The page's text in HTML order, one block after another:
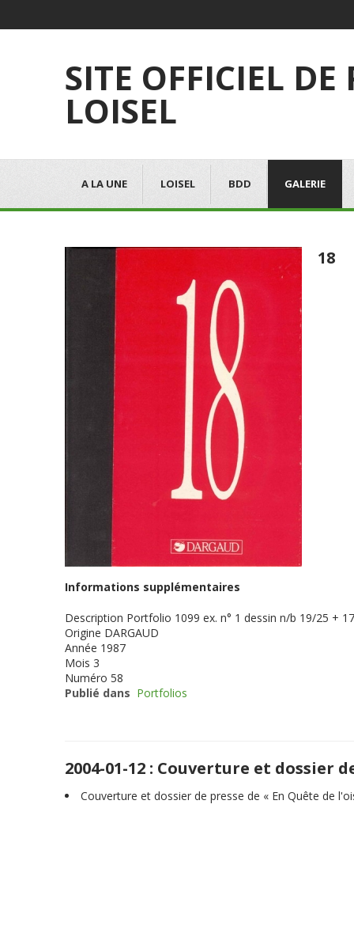
SITE OFFICIEL DE
LOISEL
A LA UNE LOISEL BDD GALERIE
18
Informations supplémentaires
Description Portfolio 1099 ex. n° 1 dessin n/b 19/25 +
Origine DARGAUD
Année 1987
Mois 3
Numéro 58
Publié dans Portfolios
2004-01-12 : Couverture et dossier
Couverture et dossier de presse de « En Quête de